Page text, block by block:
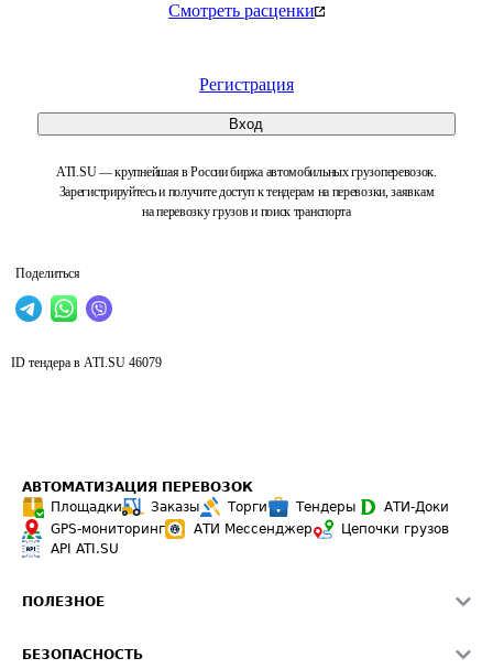
Смотреть расценки
Регистрация
Вход
ATI.SU — крупнейшая в России биржа автомобильных грузоперевозок.
Зарегистрируйтесь и получите доступ к тендерам на перевозки, заявкам
на перевозку грузов и поиск транспорта
Поделиться
ID тендера в ATI.SU 46079
АВТОМАТИЗАЦИЯ ПЕРЕВОЗОК
Площадки
Заказы Торги Тендеры
АТИ-Доки
GPS-мониторинг
АТИ Мессенджер
Цепочки грузов
API ATI.SU
ПОЛЕЗНОЕ
БЕЗОПАСНОСТЬ